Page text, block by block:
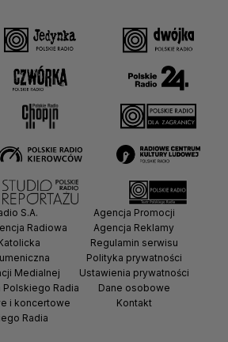
S.A.
Radiowa
Medialnej
Polskiego Radia
i koncertowe
Radia
Agencja Promocji
Agencja Reklamy
Regulamin serwisu
Polityka prywatności
Ustawienia prywatności
Dane osobowe
Kontakt